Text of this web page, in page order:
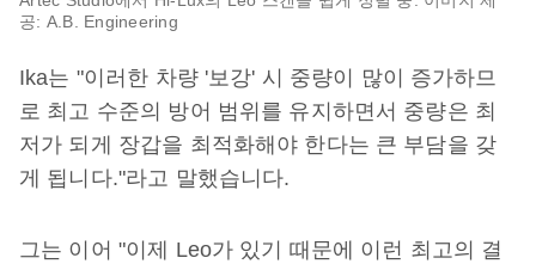
공: A.B. Engineering
Ika는 "이러한 차량 '보강' 시 중량이 많이 증가하므
로 최고 수준의 방어 범위를 유지하면서 중량은 최
저가 되게 장갑을 최적화해야 한다는 큰 부담을 갖
게 됩니다."라고 말했습니다.
그는 이어 "이제 Leo가 있기 때문에 이런 최고의 결